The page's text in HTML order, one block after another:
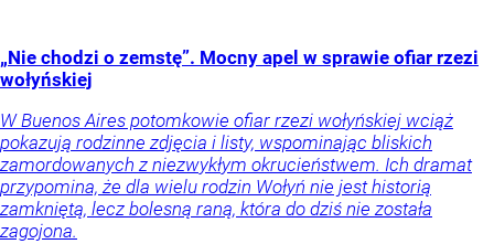
„Nie chodzi o zemstę”. Mocny apel w sprawie ofiar rzezi
wołyńskiej
W Buenos Aires potomkowie ofiar rzezi wołyńskiej wciąż
pokazują rodzinne zdjęcia i listy, wspominając bliskich
zamordowanych z niezwykłym okrucieństwem. Ich dramat
przypomina, że dla wielu rodzin Wołyń nie jest historią
zamkniętą, lecz bolesną raną, która do dziś nie została
zagojona.